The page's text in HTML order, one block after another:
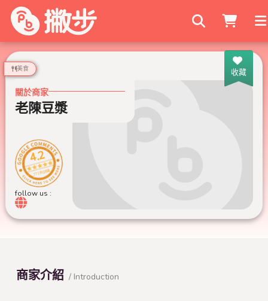
搜尋商家
收藏
美食
關於商家
老陳豆漿
4.2
772 則評論
follow us :
商家介紹 / Introduction